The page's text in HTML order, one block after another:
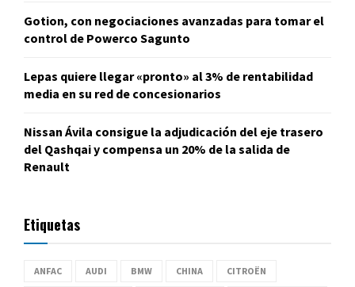
Gotion, con negociaciones avanzadas para tomar el
control de Powerco Sagunto
Lepas quiere llegar «pronto» al 3% de rentabilidad
media en su red de concesionarios
Nissan Ávila consigue la adjudicación del eje trasero
del Qashqai y compensa un 20% de la salida de
Renault
Etiquetas
ANFAC AUDI BMW CHINA CITROËN